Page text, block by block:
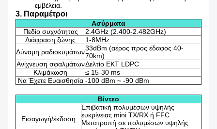
εμβέλεια.
3. Παραμέτροι
Ασύρματα
Πεδίο συχνότητας
2.4GHz (2.400-2.482GHz)
Διάφραση ζώνης
1-8MHz
Δύναμη ραδιοκυμάτων33dBm (αέρος προς έδαφος 40-
70km)
Ανίχνευση σφαλμάτωνΔελτίο ΕΚΤ LDPC
Κλιμάκωση
≤ 15-30 ms
Να Έχετε Ευαισθησία -100 dBm ~ -90 dBm
Βίντεο
Εισαγωγή/έκδοση
Επιβατική πολυμέσων υψηλής
ευκρίνειας mini TX/RX ή FFC
Μετατροπή σε πολυμέσων υψηλής